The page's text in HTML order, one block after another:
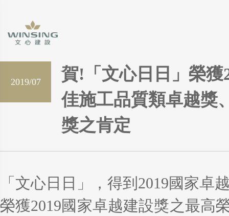
2019/07
賀!「文心日日」榮獲
佳施工品質類卓越獎
獎之肯定
「文心日日」，得到2019國家卓
榮獲2019國家卓越建設獎之最